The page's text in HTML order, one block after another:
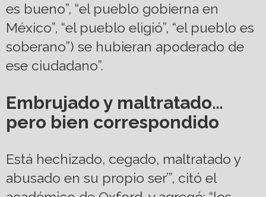
es bueno”, “el pueblo gobierna en
México”, “el pueblo eligió”, “el pueblo es
soberano”) se hubieran apoderado de
ese ciudadano”.
Embrujado y maltratado…
pero bien correspondido
Está hechizado, cegado, maltratado y
abusado en su propio ser’”, citó el